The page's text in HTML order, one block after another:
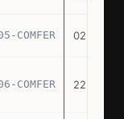
COMFER 02.02.76
COMFER 22.04.76